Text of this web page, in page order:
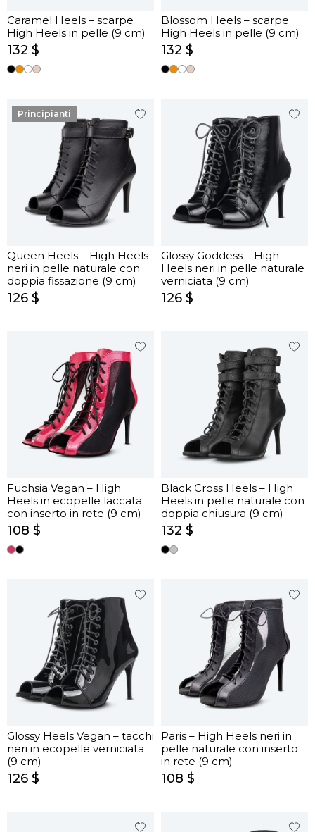
Caramel Heels – scarpe
High Heels in pelle (9 cm)
132 $
Blossom Heels – scarpe
High Heels in pelle (9 cm)
132 $
Principianti
Queen Heels – High Heels
neri in pelle naturale con
doppia fissazione (9 cm)
126 $
Glossy Goddess – High
Heels neri in pelle naturale
verniciata (9 cm)
126 $
Fuchsia Vegan – High
Heels in ecopelle laccata
con inserto in rete (9 cm)
108 $
Black Cross Heels – High
Heels in pelle naturale con
doppia chiusura (9 cm)
132 $
Glossy Heels Vegan – tacchi
neri in ecopelle verniciata
(9 cm)
126 $
Paris – High Heels neri in
pelle naturale con inserto
in rete (9 cm)
108 $